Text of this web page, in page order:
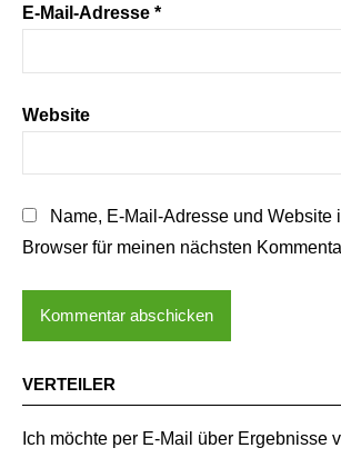
E-Mail-Adresse *
Website
Name, E-Mail-Adresse und Website
Browser für meinen nächsten
VERTEILER
Ich möchte per E-Mail über Ergebnisse